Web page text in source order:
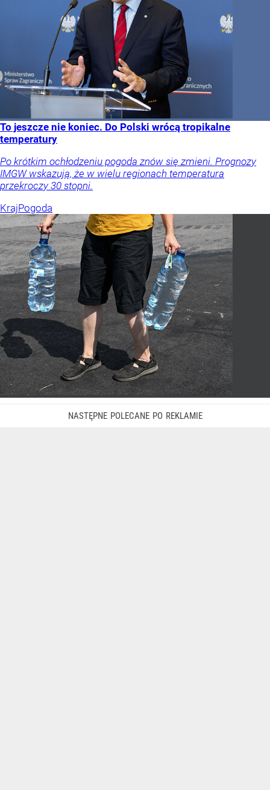
To jeszcze nie koniec. Do Polski wrócą tropikalne
temperatury
Po krótkim ochłodzeniu pogoda znów się zmieni. Prognozy
IMGW wskazują, że w wielu regionach temperatura
przekroczy 30 stopni.
KrajPogoda